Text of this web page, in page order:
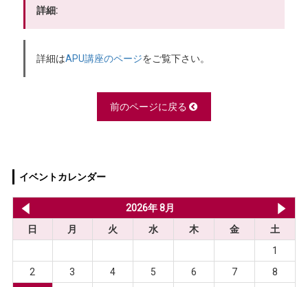
詳細:
詳細はAPU講座のページをご覧下さい。
前のページに戻る
イベントカレンダー
2026年 8月
日
月 火 水 木 金
土
1
2
3 4 5 6 7
8